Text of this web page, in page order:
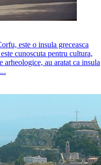
este o insula greceasca
cunoscuta pentru cultura,
au aratat ca insula